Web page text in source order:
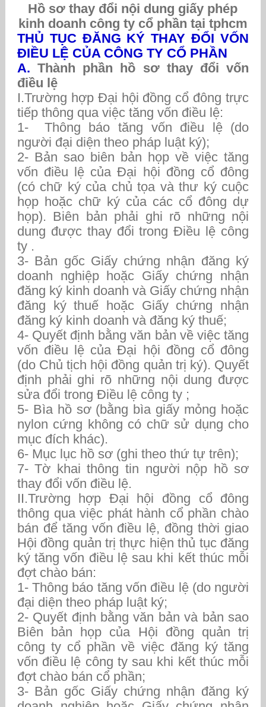
Hồ sơ thay đổi nội dung giấy phép
kinh doanh công ty cổ phần tại tphcm
THỦ TỤC ĐĂNG KÝ THAY ĐỔI VỐN
ĐIỀU LỆ CỦA CÔNG TY CỔ PHẦN
A.Thành phần hồ sơ thay đổi vốn
điều lệ
I.Trường hợp Đại hội đồng cổ đông trực
tiếp thông qua việc tăng vốn điều lệ:
1- Thông báo tăng vốn điều lệ (do
người đại diện theo pháp luật ký);
2- Bản sao biên bản họp về việc tăng
vốn điều lệ của Đại hội đồng cổ đông
(có chữ ký của chủ tọa và thư ký cuộc
họp hoặc chữ ký của các cổ đông dự
họp). Biên bản phải ghi rõ những nội
dung được thay đổi trong Điều lệ công
ty .
3- Bản gốc Giấy chứng nhận đăng ký
doanh nghiệp hoặc Giấy chứng nhận
đăng ký kinh doanh và Giấy chứng nhận
đăng ký thuế hoặc Giấy chứng nhận
đăng ký kinh doanh và đăng ký thuế;
4- Quyết định bằng văn bản về việc tăng
vốn điều lệ của Đại hội đồng cổ đông
(do Chủ tịch hội đồng quản trị ký). Quyết
định phải ghi rõ những nội dung được
sửa đổi trong Điều lệ công ty ;
5- Bìa hồ sơ (bằng bìa giấy mỏng hoặc
nylon cứng không có chữ sử dụng cho
mục đích khác).
6- Mục lục hồ sơ (ghi theo thứ tự trên);
7- Tờ khai thông tin người nộp hồ sơ
thay đổi vốn điều lệ.
II.Trường hợp Đại hội đồng cổ đông
thông qua việc phát hành cổ phần chào
bán để tăng vốn điều lệ, đồng thời giao
Hội đồng quản trị thực hiện thủ tục đăng
ký tăng vốn điều lệ sau khi kết thúc mỗi
đợt chào bán:
1- Thông báo tăng vốn điều lệ (do người
đại diện theo pháp luật ký;
2- Quyết định bằng văn bản và bản sao
Biên bản họp của Hội đồng quản trị
công ty cổ phần về việc đăng ký tăng
vốn điều lệ công ty sau khi kết thúc mỗi
đợt chào bán cổ phần;
3- Bản gốc Giấy chứng nhận đăng ký